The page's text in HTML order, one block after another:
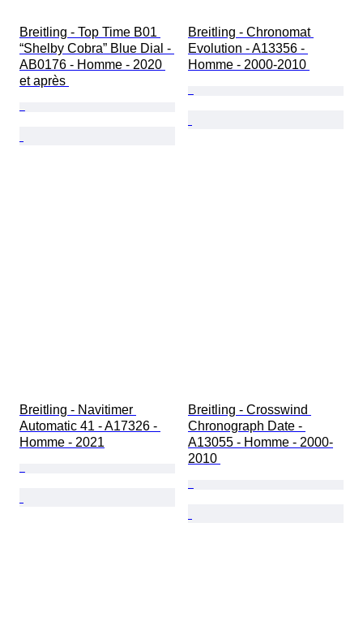
Breitling - Top Time B01
“Shelby Cobra” Blue Dial -
AB0176 - Homme - 2020
et après
Breitling - Chronomat
Evolution - A13356 -
Homme - 2000-2010
Breitling - Navitimer
Automatic 41 - A17326 -
Homme - 2021
Breitling - Crosswind
Chronograph Date -
A13055 - Homme - 2000-
2010